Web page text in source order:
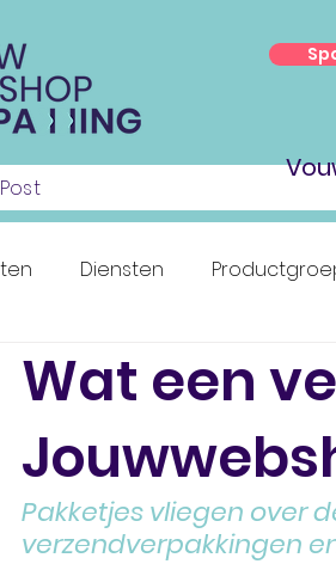
Post
Diensten
Wat een
Pakketjes vliegen over
verzendverpakkingen